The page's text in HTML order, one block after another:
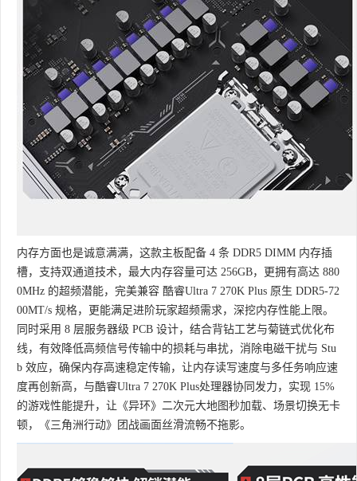
内存方面也是诚意满满，这款主板配备 4 条 DDR5 DIMM 内存插
槽，支持双通道技术，最大内存容量可达 256GB，更拥有高达 880
0MHz 的超频潜能，完美兼容 酷睿Ultra 7 270K Plus 原生 DDR5-72
00MT/s 规格，更能满足进阶玩家超频需求，深挖内存性能上限。
同时采用 8 层服务器级 PCB 设计，结合背钻工艺与菊链式优化布
线，有效降低高频信号传输中的损耗与串扰，消除电磁干扰与 Stu
b 效应，确保内存高速稳定传输，让内存读写速度与多任务响应速
度再创新高，与酷睿Ultra 7 270K Plus处理器协同发力，实现 15%
的游戏性能提升，让《异环》二次元大地图秒加载、场景切换无卡
顿，《三角洲行动》团战画面丝滑流畅不拖影。